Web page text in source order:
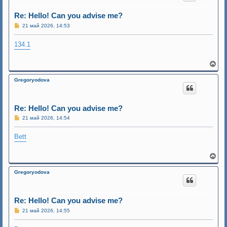
л
у
Re: Hello! Can you advise me?
С
б
щ
е
21 май 2026, 14:53
134.1
е
р
л
у
Gregoryodova
Re: Hello! Can you advise me?
С
б
щ
е
21 май 2026, 14:54
Bett
е
р
Gregoryodova
Re: Hello! Can you advise me?
С21 май 2026, 14:55